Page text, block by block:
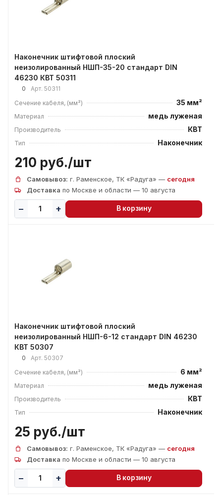
Наконечник штифтовой плоский
неизолированный НШП-35-20 стандарт DIN
46230 КВТ 50311
0 Арт. 50311
Сечение кабеля, (мм²)
35 мм²
Материал медь луженая
Производитель КВТ
Тип Наконечник
210 руб./шт
Самовывоз: г. Раменское, ТК «Радуга» — сегодня
Доставка по Москве и области — 10 августа
В корзину
Наконечник штифтовой плоский
неизолированный НШП-6-12 стандарт DIN 46230
КВТ 50307
0 Арт. 50307
Сечение кабеля, (мм²)
6 мм²
Материал медь луженая
Производитель КВТ
Тип Наконечник
25 руб./шт
Самовывоз: г. Раменское, ТК «Радуга» — сегодня
Доставка по Москве и области — 10 августа
В корзину